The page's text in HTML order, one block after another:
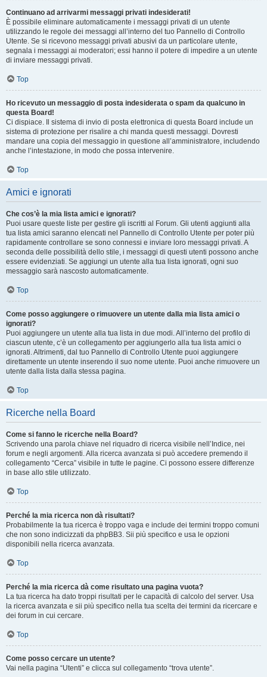
Continuano ad arrivarmi messaggi privati indesiderati!
È possibile eliminare automaticamente i messaggi privati ​​di un utente
utilizzando le regole dei messaggi all’interno del tuo Pannello di Controllo
Utente. Se si ricevono messaggi privati ​​abusivi da un particolare utente,
segnala i messaggi ai moderatori; essi hanno il potere di impedire a un utente
di inviare messaggi privati​​.
Top
Ho ricevuto un messaggio di posta indesiderata o spam da qualcuno in
questa Board!
Ci dispiace. Il sistema di invio di posta elettronica di questa Board include un
sistema di protezione per risalire a chi manda questi messaggi. Dovresti
mandare una copia del messaggio in questione all’amministratore, includendo
anche l’intestazione, in modo che possa intervenire.
Top
Amici e ignorati
Che cos’è la mia lista amici e ignorati?
Puoi usare queste liste per gestire gli iscritti al Forum. Gli utenti aggiunti alla
tua lista amici saranno elencati nel Pannello di Controllo Utente per poter più
rapidamente controllare se sono connessi e inviare loro messaggi privati. A
seconda delle possibilità dello stile, i messaggi di questi utenti possono anche
essere evidenziati. Se aggiungi un utente alla tua lista ignorati, ogni suo
messaggio sarà nascosto automaticamente.
Top
Come posso aggiungere o rimuovere un utente dalla mia lista amici o
ignorati?
Puoi aggiungere un utente alla tua lista in due modi. All’interno del profilo di
ciascun utente, c’è un collegamento per aggiungerlo alla tua lista amici o
ignorati. Altrimenti, dal tuo Pannello di Controllo Utente puoi aggiungere
direttamente un utente inserendo il suo nome utente. Puoi anche rimuovere un
utente dalla lista dalla stessa pagina.
Top
Ricerche nella Board
Come si fanno le ricerche nella Board?
Scrivendo una parola chiave nel riquadro di ricerca visibile nell’Indice, nei
forum e negli argomenti. Alla ricerca avanzata si può accedere premendo il
collegamento “Cerca” visibile in tutte le pagine. Ci possono essere differenze
in base allo stile utilizzato.
Top
Perché la mia ricerca non dà risultati?
Probabilmente la tua ricerca è troppo vaga e include dei termini troppo comuni
che non sono indicizzati da phpBB3. Sii più specifico e usa le opzioni
disponibili nella ricerca avanzata.
Top
Perché la mia ricerca dà come risultato una pagina vuota?
La tua ricerca ha dato troppi risultati per le capacità di calcolo del server. Usa
la ricerca avanzata e sii più specifico nella tua scelta dei termini da ricercare e
dei forum in cui cercare.
Top
Come posso cercare un utente?
Vai nella pagina “Utenti” e clicca sul collegamento “trova utente”.